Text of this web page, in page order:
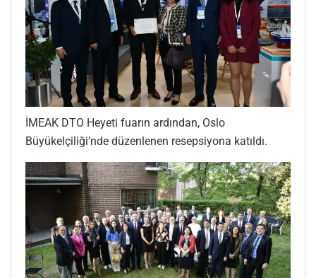
İMEAK DTO Heyeti fuarın ardından, Oslo
Büyükelçiliği’nde düzenlenen resepsiyona katıldı.